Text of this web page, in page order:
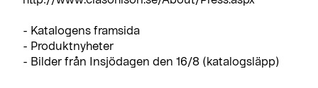
- Katalogens framsida
- Produktnyheter
- Bilder från Insjödagen den 16/8 (katalogsläpp)